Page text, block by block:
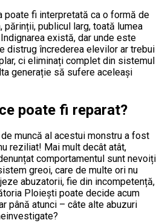
poate fi interpretată ca o formă de
publicul larg, toată lumea
există, dar unde este
distrug încrederea elevilor ar trebui
ci eliminați complet din sistemul
generație să sufere aceleași
poate fi reparat?
muncă al acestui monstru a fost
reziliat! Mai mult decât atât,
comportamentul sunt nevoiți
greoi, care de multe ori nu
abuzatorii, fie din incompetență,
Ploiești poate decide acum
până atunci – câte alte abuzuri